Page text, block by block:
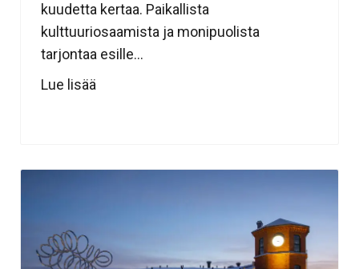
kuudetta kertaa. Paikallista
kulttuuriosaamista ja monipuolista
tarjontaa esille...
Lue lisää